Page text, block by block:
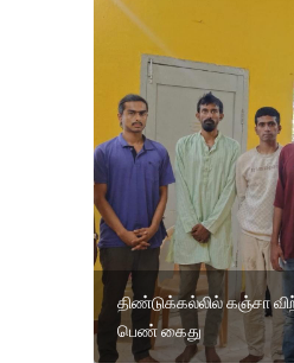
திண்டுக்கல்லில் கஞ்சா
பெண் கைது